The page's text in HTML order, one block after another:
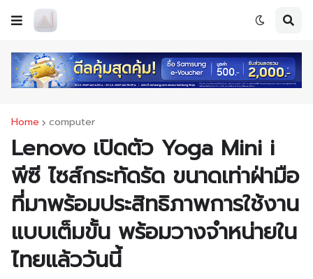
Home computer
Lenovo เปิดตัว Yoga Mini i
พีซี ไซส์กระทัดรัด ขนาดเท่าฝ่ามือ
ที่มาพร้อมประสิทธิภาพการใช้งาน
แบบเต็มขั้น พร้อมวางจำหน่ายใน
ไทยแล้ววันนี้